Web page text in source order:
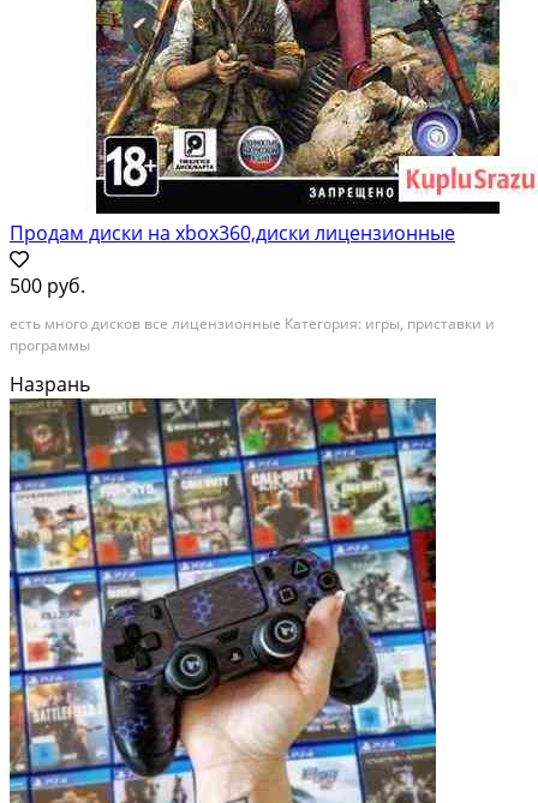
Продам диски на xbox360,диски лицензионные
500 руб.
есть много дисков все лицензионные Категория: игры, приставки и
программы
Назрань